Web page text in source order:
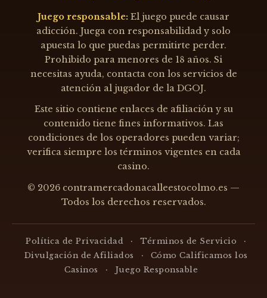
Juego responsable: El juego puede causar
adicción. Juega con responsabilidad y solo
apuesta lo que puedas permitirte perder.
Prohibido para menores de 18 años. Si
necesitas ayuda, contacta con los servicios de
atención al jugador de la DGOJ.
Este sitio contiene enlaces de afiliación y su
contenido tiene fines informativos. Las
condiciones de los operadores pueden variar;
verifica siempre los términos vigentes en cada
casino.
© 2026 contramercadonacalleestocolmo.es —
Todos los derechos reservados.
Política de Privacidad · Términos de Servicio ·
Divulgación de Afiliados ·
Cómo Calificamos los
Casinos
· Juego Responsable